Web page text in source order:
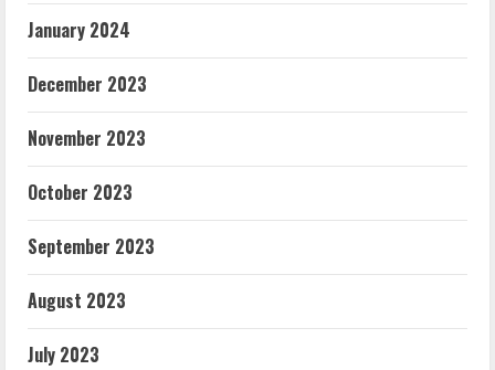
January 2024
December 2023
November 2023
October 2023
September 2023
August 2023
July 2023